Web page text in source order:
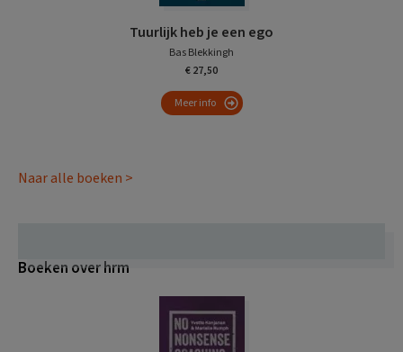
Tuurlijk heb je een ego
Bas Blekkingh
€ 27,50
Meer info
Naar alle boeken >
Boeken over hrm